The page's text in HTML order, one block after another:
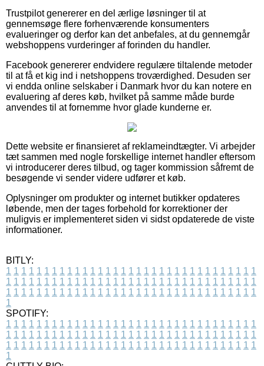
Trustpilot genererer en del ærlige løsninger til at
gennemsøge flere forhenværende konsumenters
evalueringer og derfor kan det anbefales, at du gennemgår
webshoppens vurderinger af forinden du handler.
Facebook genererer endvidere regulære tiltalende metoder
til at få et kig ind i netshoppens troværdighed. Desuden ser
vi endda online selskaber i Danmark hvor du kan notere en
evaluering af deres køb, hvilket på samme måde burde
anvendes til at fornemme hvor glade kunderne er.
Dette website er finansieret af reklameindtægter. Vi arbejder
tæt sammen med nogle forskellige internet handler eftersom
vi introducerer deres tilbud, og tager kommission såfremt de
besøgende vi sender videre udfører et køb.
Oplysninger om produkter og internet butikker opdateres
løbende, men der tages forbehold for korrektioner der
muligvis er implementeret siden vi sidst opdaterede de viste
informationer.
BITLY:
1 1 1 1 1 1 1 1 1 1 1 1 1 1 1 1 1 1 1 1 1 1 1 1 1 1 1 1 1 1 1 1 1
1 1 1 1 1 1 1 1 1 1 1 1 1 1 1 1 1 1 1 1 1 1 1 1 1 1 1 1 1 1 1 1 1
1 1 1 1 1 1 1 1 1 1 1 1 1 1 1 1 1 1 1 1 1 1 1 1 1 1 1 1 1 1 1 1 1
1
SPOTIFY:
1 1 1 1 1 1 1 1 1 1 1 1 1 1 1 1 1 1 1 1 1 1 1 1 1 1 1 1 1 1 1 1 1
1 1 1 1 1 1 1 1 1 1 1 1 1 1 1 1 1 1 1 1 1 1 1 1 1 1 1 1 1 1 1 1 1
1 1 1 1 1 1 1 1 1 1 1 1 1 1 1 1 1 1 1 1 1 1 1 1 1 1 1 1 1 1 1 1 1
1